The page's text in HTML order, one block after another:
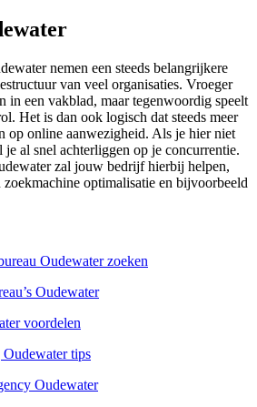
nemen een steeds belangrijkere
van veel organisaties. Vroeger
in een vakblad, maar tegenwoordig speelt
Het is dan ook logisch dat steeds meer
op online aanwezigheid. Als je hier niet
al snel achterliggen op je concurrentie.
zal jouw bedrijf hierbij helpen,
optimalisatie en bijvoorbeeld
Oudewater zoeken
Oudewater
voordelen
tips
Oudewater